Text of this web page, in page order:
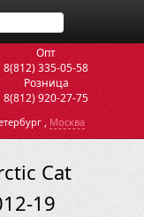
Опт
8(812) 335-05-58
Розница
8(812) 920-27-75
, Москва
Cat
19